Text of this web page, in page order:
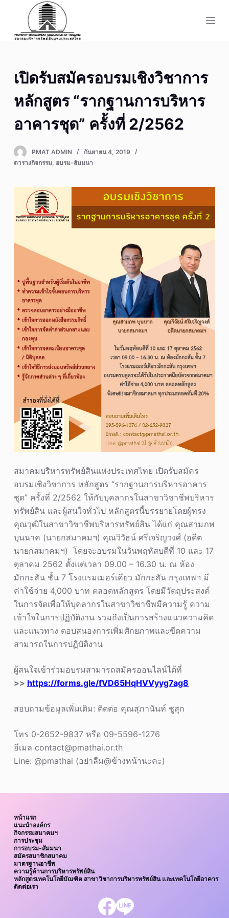
เปิดรับสมัครอบรมเชิงวิชาการ
หลักสูตร “รากฐานการบริหาร
อาคารชุด” ครั้งที่ 2/2562
PMAT ADMIN
กันยายน 4, 2019
ตารางกิจกรรม, อบรม-สัมมนา
สมาคมบริหารทรัพย์สินแห่งประเทศไทย เปิดรับสมัคร
อบรมเชิงวิชาการ หลักสูตร “รากฐานการบริหารอาคาร
ชุด” ครั้งที่ 2/2562 ให้กับบุคลากรในสาขาวิชาชีพบริหาร
ทรัพย์สิน และผู้สนใจทั่วไป หลักสูตรนี้บรรยายโดยผู้ทรง
คุณวุฒิในสาขาวิชาชีพบริหารทรัพย์สิน ได้แก่ คุณสามภพ
บุนนาค (นายกสมาคมฯ) คุณวิวัธน์ ศรีเจริญวงศ์ (อดีต
นายกสมาคมฯ) โดยจะอบรมในวันพฤหัสบดีที่ 10 และ 17
ตุลาคม 2562 ตั้งแต่เวลา 09.00 – 16.30 น. ณ ห้อง
มักกะสัน ชั้น 7 โรงแรมเมอร์เคียว มักกะสัน กรุงเทพฯ มี
ค่าใช้จ่าย 4,000 บาท ตลอดหลักสูตร โดยมีวัตถุประสงค์
ในการจัดเพื่อให้บุคลากรในสาขาวิชาชีพมีความรู้ ความ
เข้าใจในการปฏิบัติงาน รวมถึงเป็นการสร้างแนวความคิด
และแนวทาง ตอบสนองการเพิ่มศักยภาพและขีดความ
สามารถในการปฏิบัติงาน
ผู้สนใจเข้าร่วมอบรมสามารถสมัครออนไลน์ได้ที่
>> https://forms.gle/fVD65HqHVVyyg7ag8
สอบถามข้อมูลเพิ่มเติม: ติดต่อ คุณสุภานันท์ ชูสุก
โทร 0-2652-9837 หรือ 09-5596-1276
อีเมล contact@pmathai.or.th
Line: @pmathai (อย่าลืม@ข้างหน้านะคะ)
หน้าแรก
แนะนำองค์กร
กิจกรรมสมาคมฯ
การประชุม
การอบรม-สัมมนา
สมัครสมาชิกสมาคม
มาตรฐานอาชีพ
ความรู้ด้านการบริหารทรัพย์สิน
หลักสูตรเทคโนโลยีบัณฑิต สาขาวิชาการบริหารทรัพย์สิน และเทคโนโลยีอาคาร
ติดต่อเรา